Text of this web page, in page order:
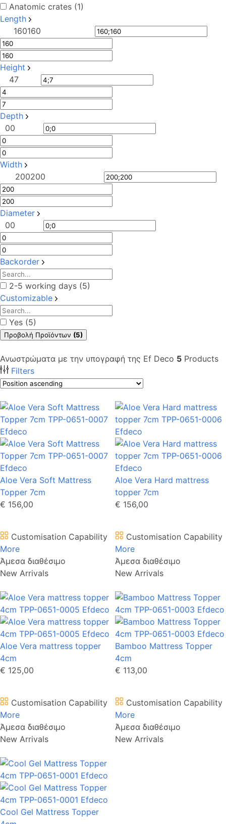
Anatomic crates (1)
Length
160160
Height
47
Depth
00
Width
200200
Diameter
00
Backorder
2-5 working days (5)
Customizable
Yes (5)
Προβολή Προϊόντων (5)
Ανωστρώματα με την υπογραφή της Ef Deco 5 Products
Filters
Aloe Vera Soft Mattress
Topper 7cm
€ 156,00
Customisation Capability
More
Άμεσα διαθέσιμο
New Arrivals
Aloe Vera Hard mattress
topper 7cm
€ 156,00
Customisation Capability
More
Άμεσα διαθέσιμο
New Arrivals
Aloe Vera mattress topper
4cm
€ 125,00
Customisation Capability
More
Άμεσα διαθέσιμο
New Arrivals
Bamboo Mattress Topper
4cm
€ 113,00
Customisation Capability
More
Άμεσα διαθέσιμο
New Arrivals
Cool Gel Mattress Topper